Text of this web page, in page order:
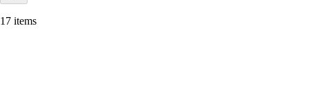
17 items